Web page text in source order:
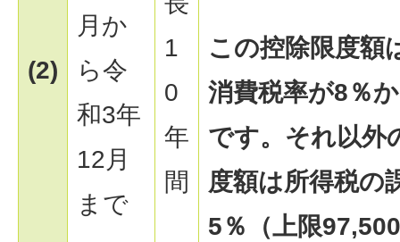
(2)
月か
ら令
和3年
12月
まで
1
0
年
間
この控除限度額
消費税率が8％
です。それ以外
度額は所得税の
5％（上限